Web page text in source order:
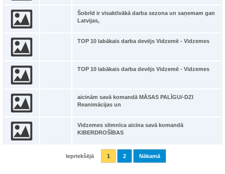
Šobrīd ir visaktīvākā darba sezona un saņemam gan
Latvijas,
TOP 10 labākais darba devējs Vidzemē - Vidzemes
TOP 10 labākais darba devējs Vidzemē - Vidzemes
aicinām savā komandā MĀSAS PALĪGU/-DZI
Reanimācijas un
Vidzemes slimnīca aicina savā komandā
KIBERDROŠĪBAS
Iepriekšējā 1 2 Nākamā